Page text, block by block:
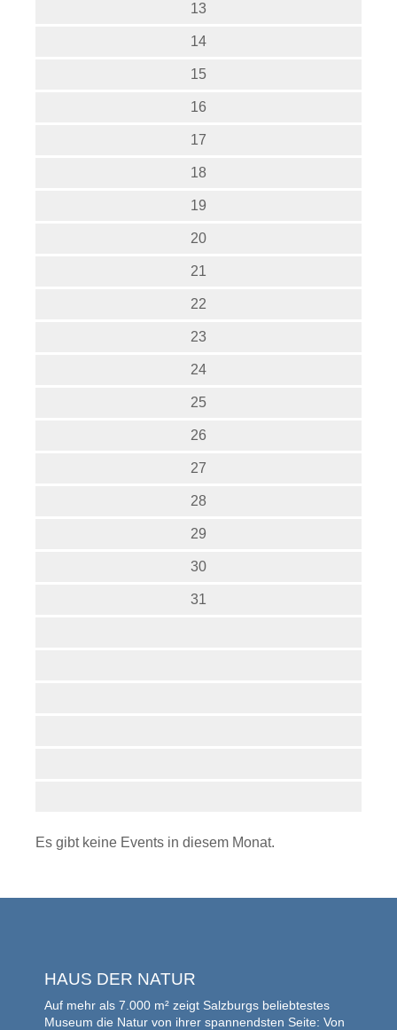
13
14
15
16
17
18
19
20
21
22
23
24
25
26
27
28
29
30
31
Es gibt keine Events in diesem Monat.
HAUS DER NATUR
Auf mehr als 7.000 m² zeigt Salzburgs beliebtestes
Museum die Natur von ihrer spannendsten Seite: Von